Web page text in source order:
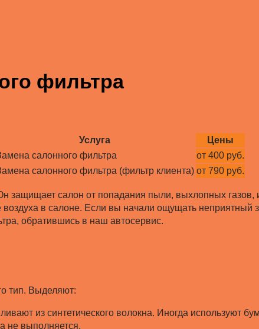
фильтра
Услуга
Цены
салонного фильтра
от 400 руб.
салонного фильтра (фильтр клиента) от 790 руб.
защищает салон от попадания пыли, выхлопных
в салоне. Если вы начали ощущать неприятный
обратившись в наш автосервис.
тип. Выделяют:
из синтетического волокна. Иногда используют
не выполняется.